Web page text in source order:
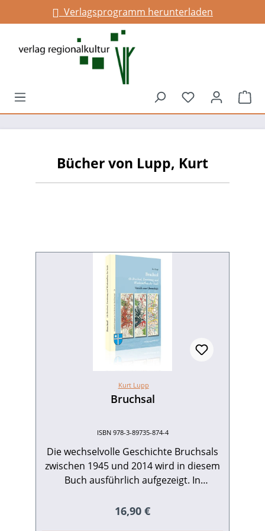
springenVerlagsprogramm herunterladen
Du hast 0
Bücher von Lupp, Kurt
Kurt Lupp
Bruchsal
ISBN 978-3-89735-874-4
Die wechselvolle Geschichte Bruchsals
zwischen 1945 und 2014 wird in diesem
Buch ausführlich aufgezeigt. In
Autor das Alte Bruchsal, seine
Regulärer Preis:
16,90 €